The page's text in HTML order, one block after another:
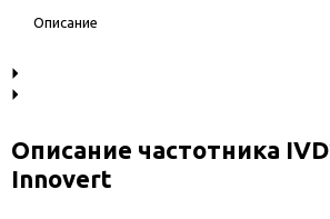
Описание
Описание частотника
Innovert